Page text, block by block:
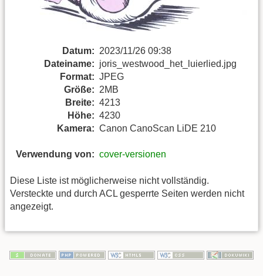
Datum: 2023/11/26 09:38
Dateiname: joris_westwood_het_luierlied.jpg
Format: JPEG
Größe: 2MB
Breite: 4213
Höhe: 4230
Kamera: Canon CanoScan LiDE 210
Verwendung von: cover-versionen
Diese Liste ist möglicherweise nicht vollständig.
Versteckte und durch ACL gesperrte Seiten werden nicht
angezeigt.